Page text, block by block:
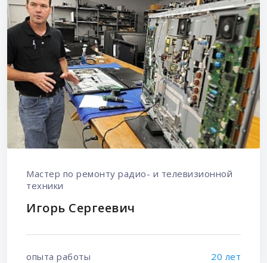
Мастер по ремонту радио- и телевизионной
техники
Игорь Сергеевич
опыта работы 20 лет